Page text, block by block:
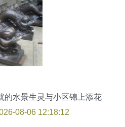
的水景生灵与小区锦上添花
08-06 12:18:12